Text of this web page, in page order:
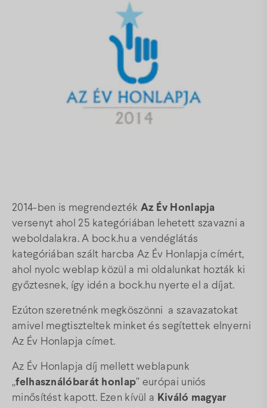
2014-ben is megrendezték Az Év Honlapja
versenyt ahol 25 kategóriában lehetett szavazni a
weboldalakra. A bock.hu a vendéglátás
kategóriában szált harcba Az Év Honlapja címért,
ahol nyolc weblap közül a mi oldalunkat hozták ki
győztesnek, így idén a bock.hu nyerte el a díjat.
Ezúton szeretnénk megköszönni a szavazatokat
amivel megtiszteltek minket és segítettek elnyerni
Az Év Honlapja címet.
Az Év Honlapja díj mellett weblapunk
„felhasználóbarát honlap” európai uniós
minősítést kapott. Ezen kívül a Kiváló magyar
Konferencia
Esküvőhelyszín
Gyakori kérdések
Facebook Instagram Youtube